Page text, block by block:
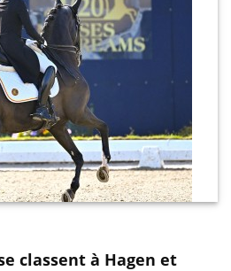
classent à Hagen et